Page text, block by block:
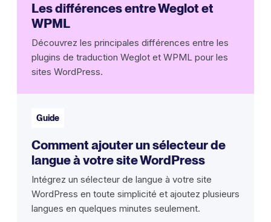
Les différences entre Weglot et
WPML
Découvrez les principales différences entre les
plugins de traduction Weglot et WPML pour les
sites WordPress.
Guide
Comment ajouter un sélecteur de
langue à votre site WordPress
Intégrez un sélecteur de langue à votre site
WordPress en toute simplicité et ajoutez plusieurs
langues en quelques minutes seulement.